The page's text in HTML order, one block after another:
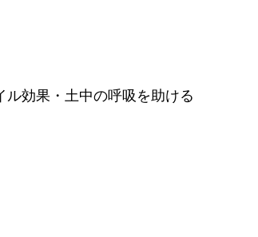
効果・土中の呼吸を助ける